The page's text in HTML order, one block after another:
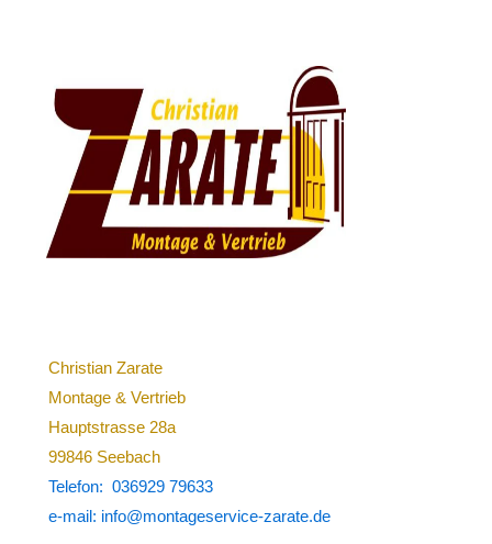
Christian Zarate
Montage & Vertrieb
Hauptstrasse 28a
99846 Seebach
Telefon: 036929 79633
e-mail: info@montageservice-zarate.de